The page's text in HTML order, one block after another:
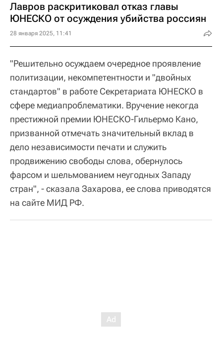
Лавров раскритиковал отказ главы
ЮНЕСКО от осуждения убийства россиян
28 января 2025, 11:41
"Решительно осуждаем очередное проявление
политизации, некомпетентности и "двойных
стандартов" в работе Секретариата ЮНЕСКО в
сфере медиапроблематики. Вручение некогда
престижной премии ЮНЕСКО-Гильермо Кано,
призванной отмечать значительный вклад в
дело независимости печати и служить
продвижению свободы слова, обернулось
фарсом и шельмованием неугодных Западу
стран", - сказала Захарова, ее слова приводятся
на сайте МИД РФ.